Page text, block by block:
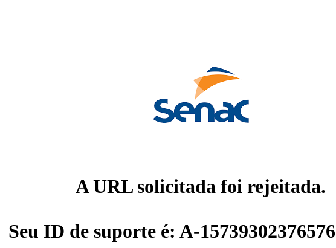
A URL solicitada foi rejeitada.
Seu ID de suporte é: A-